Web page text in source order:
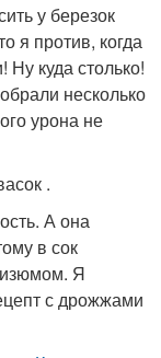
у березок
я против, когда
куда столько!
несколько
урона не
.
А она
в сок
Я
с дрожжами